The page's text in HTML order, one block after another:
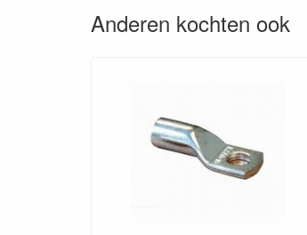
Anderen kochten ook